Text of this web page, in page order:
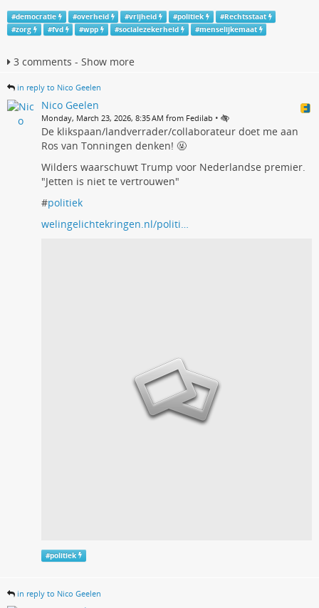
#democratie #overheid #vrijheid #politiek #Rechtsstaat
#zorg #fvd #wpp #socialezekerheid #menselijkemaat
3 comments - Show more
in reply to Nico Geelen
Nico Geelen
Monday, March 23, 2026, 8:35 AM from Fedilab •
De klikspaan/landverrader/collaborateur doet me aan
Ros van Tonningen denken! 🤬
Wilders waarschuwt Trump voor Nederlandse premier.
"Jetten is niet te vertrouwen"
#politiek
welingelichtekringen.nl/politi…
#politiek
in reply to Nico Geelen